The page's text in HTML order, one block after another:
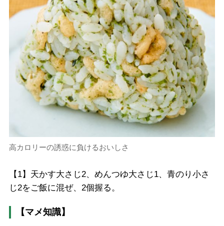
高カロリーの誘惑に負けるおいしさ
【1】天かす大さじ2、めんつゆ大さじ1、青のり小さ
じ2をご飯に混ぜ、2個握る。
【マメ知識】